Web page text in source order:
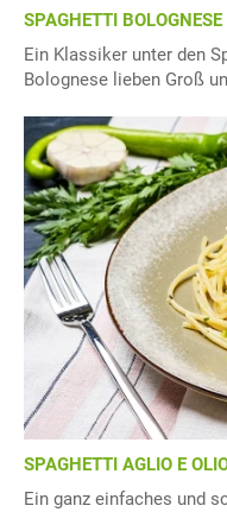
SPAGHETTI BOLOGNESE
Ein Klassiker unter den
Bolognese lieben Groß
SPAGHETTI AGLIO E
Ein ganz einfaches und